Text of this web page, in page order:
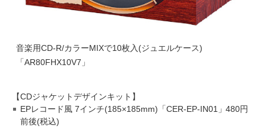
音楽用CD-R/カラーMIXで10枚入(ジュエルケース)
「AR80FHX10V7」
【CDジャケットデザインキット】
EPレコード風 7インチ(185×185mm)「CER-EP-IN01」480円
前後(税込)